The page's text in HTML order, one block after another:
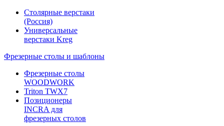
Столярные верстаки
(Россия)
Универсальные
верстаки Kreg
Фрезерные столы и шаблоны
Фрезерные столы
WOODWORK
Triton TWX7
Позиционеры
INCRA для
фрезерных столов